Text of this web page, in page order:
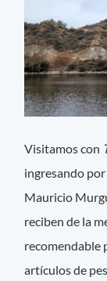
Visitamos con
ingresando por
Mauricio
reciben de la
recomendable
artículos de